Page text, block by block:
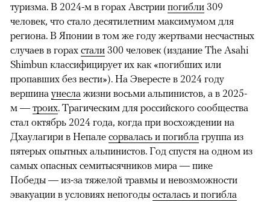
туризма. В 2024-м в горах Австрии погибли 309
человек, что стало десятилетним максимумом для
региона. В Японии в том же году жертвами несчастных
случаев в горах стали 300 человек (издание The Asahi
Shimbun классифицирует их как «погибших или
пропавших без вести»). На Эвересте в 2024 году
вершина унесла жизни восьми альпинистов, а в 2025-
м — троих. Трагическим для российского сообщества
стал октябрь 2024 года, когда при восхождении на
Дхаулагири в Непале сорвалась и погибла группа из
пятерых опытных альпинистов. Год спустя на одном из
самых опасных семитысячников мира — пике
Победы — из-за тяжелой травмы и невозможности
эвакуации в условиях непогоды осталась и погибла